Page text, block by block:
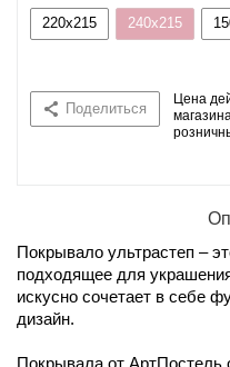
220x215 240x215
Поделиться
Цена
Покрывало ультрастеп –
подходящее для
искусно сочетает в себе
дизайн.
Покрывала от АртПостель